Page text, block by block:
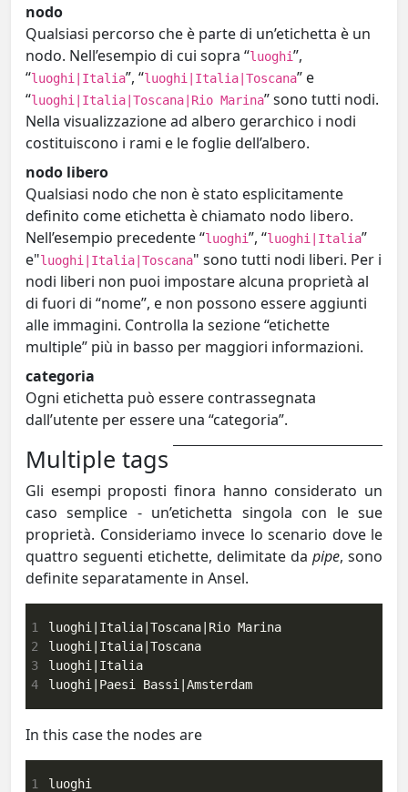
nodo
Qualsiasi percorso che è parte di un’etichetta è un
nodo. Nell’esempio di cui sopra “luoghi”,
“luoghi|Italia”, “luoghi|Italia|Toscana” e
“luoghi|Italia|Toscana|Rio Marina” sono tutti nodi.
Nella visualizzazione ad albero gerarchico i nodi
costituiscono i rami e le foglie dell’albero.
nodo libero
Qualsiasi nodo che non è stato esplicitamente
definito come etichetta è chiamato nodo libero.
Nell’esempio precedente “luoghi”, “luoghi|Italia”
e"luoghi|Italia|Toscana" sono tutti nodi liberi. Per i
nodi liberi non puoi impostare alcuna proprietà al
di fuori di “nome”, e non possono essere aggiunti
alle immagini. Controlla la sezione “etichette
multiple” più in basso per maggiori informazioni.
categoria
Ogni etichetta può essere contrassegnata
dall’utente per essere una “categoria”.
Multiple tags
Gli esempi proposti finora hanno considerato un
caso semplice - un’etichetta singola con le sue
proprietà. Consideriamo invece lo scenario dove le
quattro seguenti etichette, delimitate da pipe, sono
definite separatamente in Ansel.
1
luoghi|Italia|Toscana|Rio Marina
2
luoghi|Italia|Toscana
3
luoghi|Italia
4
luoghi|Paesi Bassi|Amsterdam
In this case the nodes are
1